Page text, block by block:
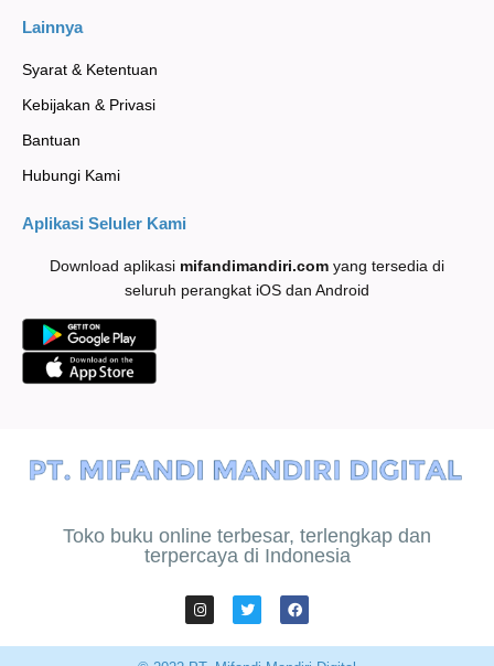
Lainnya
Syarat & Ketentuan
Kebijakan & Privasi
Bantuan
Hubungi Kami
Aplikasi Seluler Kami
Download aplikasi mifandimandiri.com yang tersedia di
seluruh perangkat iOS dan Android
Toko buku online terbesar, terlengkap dan
terpercaya di Indonesia